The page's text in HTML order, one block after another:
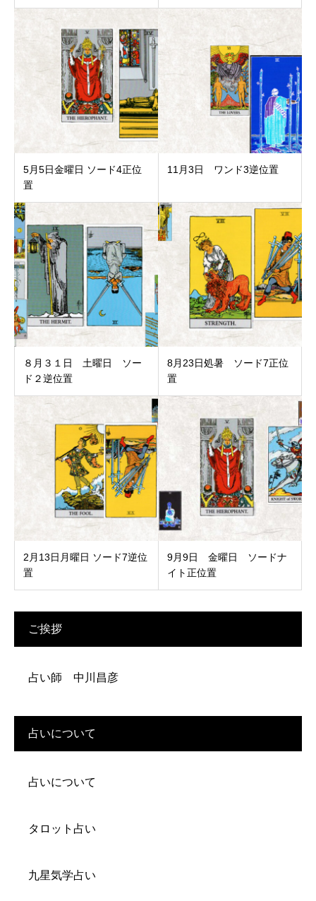
5月5日金曜日 ソード4正位
置
11月3日 ワンド3逆位置
８月３１日 土曜日 ソー
ド２逆位置
8月23日処暑 ソード7正位
置
2月13日月曜日 ソード7逆位
置
9月9日 金曜日 ソードナ
イト正位置
ご挨拶
占い師 中川昌彦
占いについて
占いについて
タロット占い
九星気学占い